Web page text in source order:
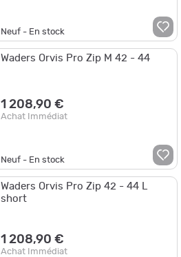
Neuf - En stock
Waders Orvis Pro Zip M 42 - 44
1 208,90 €
Achat Immédiat
Neuf - En stock
Waders Orvis Pro Zip 42 - 44 L
short
1 208,90 €
Achat Immédiat